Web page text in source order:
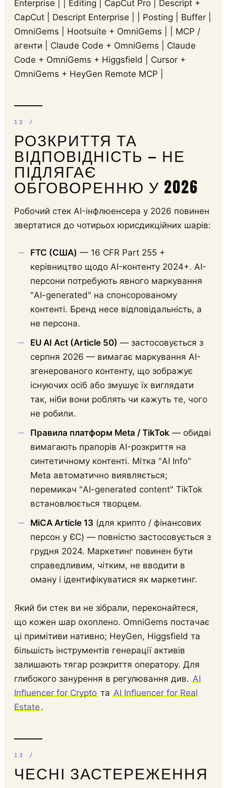
Enterprise | | Editing | CapCut Pro | Descript +
CapCut | Descript Enterprise | | Posting | Buffer |
OmniGems | Hootsuite + OmniGems | | MCP /
агенти | Claude Code + OmniGems | Claude
Code + OmniGems + Higgsfield | Cursor +
OmniGems + HeyGen Remote MCP |
РОЗКРИТТЯ ТА
ВІДПОВІДНІСТЬ — НЕ
ПІДЛЯГАЄ
ОБГОВОРЕННЮ У 2026
Робочий стек AI-інфлюенсера у 2026 повинен
звертатися до чотирьох юрисдикційних шарів:
FTC (США) — 16 CFR Part 255 +
керівництво щодо AI-контенту 2024+. AI-
персони потребують явного маркування
"AI-generated" на спонсорованому
контенті. Бренд несе відповідальність, а
не персона.
EU AI Act (Article 50) — застосовується з
серпня 2026 — вимагає маркування AI-
згенерованого контенту, що зображує
існуючих осіб або змушує їх виглядати
так, ніби вони роблять чи кажуть те, чого
не робили.
Правила платформ Meta / TikTok — обидві
вимагають прапорів AI-розкриття на
синтетичному контенті. Мітка "AI Info"
Meta автоматично виявляється;
перемикач "AI-generated content" TikTok
встановлюється творцем.
MiCA Article 13 (для крипто / фінансових
персон у ЄС) — повністю застосовується з
грудня 2024. Маркетинг повинен бути
справедливим, чітким, не вводити в
оману і ідентифікуватися як маркетинг.
Який би стек ви не зібрали, переконайтеся,
що кожен шар охоплено. OmniGems постачає
ці примітиви нативно; HeyGen, Higgsfield та
більшість інструментів генерації активів
залишають тягар розкриття оператору. Для
глибокого занурення в регулювання див. AI
Influencer for Crypto та AI Influencer for Real
Estate.
ЧЕСНІ ЗАСТЕРЕЖЕННЯ